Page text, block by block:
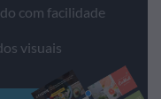
com facilidade
visuais